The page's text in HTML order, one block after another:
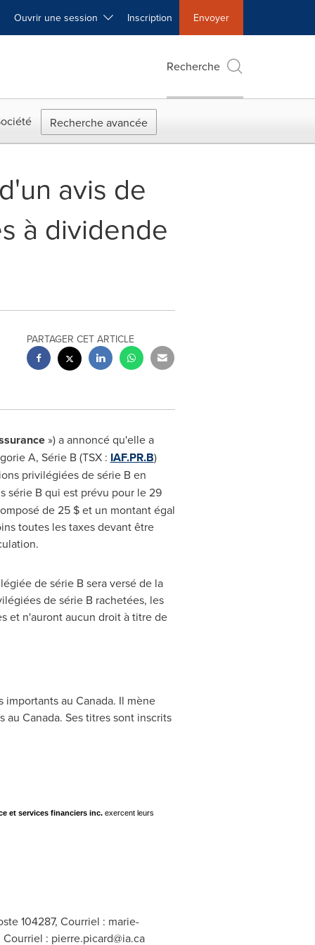
Ouvrir une session Inscription Envoyer
Recherche
Recherche avancée
avis de
à dividende
PARTAGER CET ARTICLE
») a annoncé qu'elle a
A, Série B (TSX : IAF.PR.B)
privilégiées de série B en
série B qui est prévu pour le 29
de 25 $ et un montant égal
toutes les taxes devant être
de série B sera versé de la
de série B rachetées, les
et n'auront aucun droit à titre de
importants au Canada. Il mène
au Canada. Ses titres sont inscrits
et services financiers inc. exercent leurs
104287, Courriel : marie-
Courriel : pierre.picard@ia.ca